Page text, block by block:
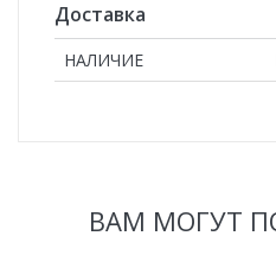
Доставка
НАЛИЧИЕ
ВАМ МОГУТ